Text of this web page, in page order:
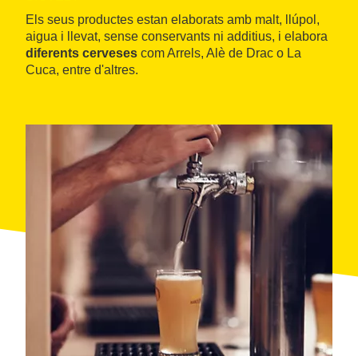
Els seus productes estan elaborats amb malt, llúpol,
aigua i llevat, sense conservants ni additius, i elabora
diferents cerveses com Arrels, Alè de Drac o La
Cuca, entre d'altres.